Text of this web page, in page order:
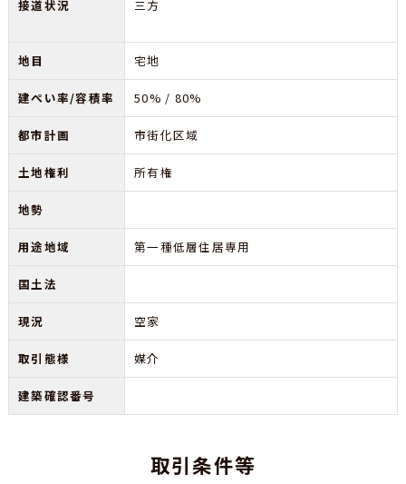
接道状況 三方
地目 宅地
建ぺい率/容積率 50% / 80%
都市計画 市街化区域
土地権利 所有権
地勢
用途地域 第一種低層住居専用
国土法
現況 空家
取引態様 媒介
建築確認番号
取引条件等